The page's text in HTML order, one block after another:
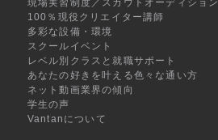
現場実習制度／スカウトオーディション
100％現役クリエイター講師
多彩な設備・環境
スクールイベント
レベル別クラスと就職サポート
あなたの好きを叶える⾊々な通い⽅
ネット動画業界の傾向
学生の声
Vantanについて